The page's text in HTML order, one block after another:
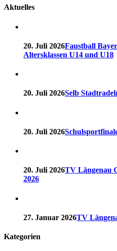
Aktuelles
20. Juli 2026Faustball
Altersklassen U14 und U18
20. Juli 2026Selb
20. Juli 2026
20. Juli 2026TV Längenau
2026
27. Januar 2026TV
Kategorien